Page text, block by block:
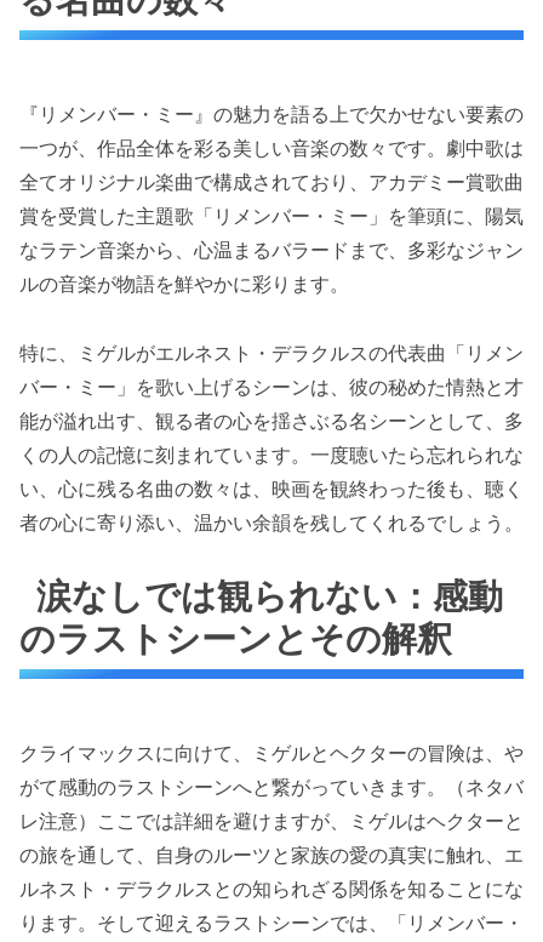
『リメンバー・ミー』の魅力を語る上で欠かせない要素の
一つが、作品全体を彩る美しい音楽の数々です。劇中歌は
全てオリジナル楽曲で構成されており、アカデミー賞歌曲
賞を受賞した主題歌「リメンバー・ミー」を筆頭に、陽気
なラテン音楽から、心温まるバラードまで、多彩なジャン
ルの音楽が物語を鮮やかに彩ります。
特に、ミゲルがエルネスト・デラクルスの代表曲「リメン
バー・ミー」を歌い上げるシーンは、彼の秘めた情熱と才
能が溢れ出す、観る者の心を揺さぶる名シーンとして、多
くの人の記憶に刻まれています。一度聴いたら忘れられな
い、心に残る名曲の数々は、映画を観終わった後も、聴く
者の心に寄り添い、温かい余韻を残してくれるでしょう。
涙なしでは観られない：感動
のラストシーンとその解釈
クライマックスに向けて、ミゲルとヘクターの冒険は、や
がて感動のラストシーンへと繋がっていきます。（ネタバ
レ注意）ここでは詳細を避けますが、ミゲルはヘクターと
の旅を通して、自身のルーツと家族の愛の真実に触れ、エ
ルネスト・デラクルスとの知られざる関係を知ることにな
ります。そして迎えるラストシーンでは、「リメンバー・